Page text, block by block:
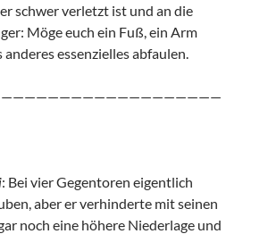
schwer verletzt ist und an die
Möge euch ein Fuß, ein Arm
essenzielles abfaulen.
: Bei vier Gegentoren eigentlich
aber er verhinderte mit seinen
noch eine höhere Niederlage und